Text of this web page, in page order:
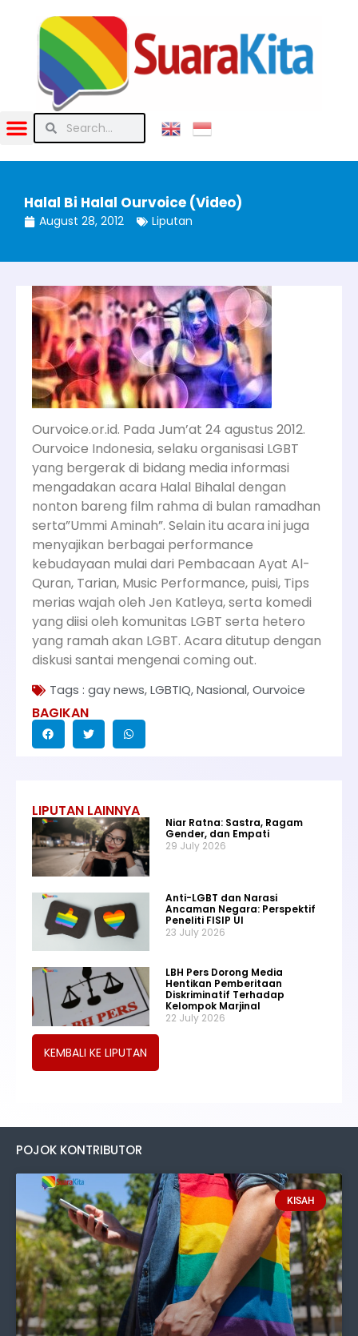
Halal Bi Halal Ourvoice (Video)
August 28, 2012 Liputan
Ourvoice.or.id. Pada Jum’at 24 agustus 2012.
Ourvoice Indonesia, selaku organisasi LGBT
yang bergerak di bidang media informasi
mengadakan acara Halal Bihalal dengan
nonton bareng film rahma di bulan ramadhan
serta”Ummi Aminah”. Selain itu acara ini juga
menyajikan berbagai performance
kebudayaan mulai dari Pembacaan Ayat Al-
Quran, Tarian, Music Performance, puisi, Tips
merias wajah oleh Jen Katleya, serta komedi
yang diisi oleh komunitas LGBT serta hetero
yang ramah akan LGBT. Acara ditutup dengan
diskusi santai mengenai coming out.
Tags : gay news,LGBTIQ,Nasional,Ourvoice
BAGIKAN
LIPUTAN LAINNYA
Niar Ratna: Sastra, Ragam
Gender, dan Empati
29 July 2026
Anti-LGBT dan Narasi
Ancaman Negara: Perspektif
Peneliti FISIP UI
23 July 2026
LBH Pers Dorong Media
Hentikan Pemberitaan
Diskriminatif Terhadap
Kelompok Marjinal
22 July 2026
KEMBALI KE LIPUTAN
POJOK KONTRIBUTOR
KISAH